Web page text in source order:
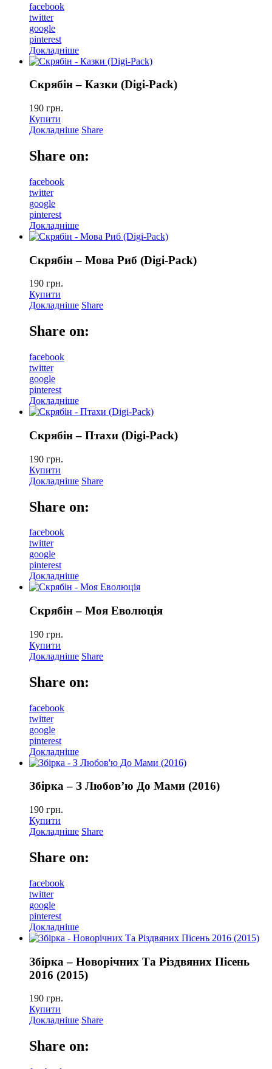
facebook
twitter
google
pinterest
Докладніше
Скрябін – Казки (Digi-Pack)
190 грн.
Купити
Докладніше Share
Share on:
facebook
twitter
google
pinterest
Докладніше
Скрябін – Мова Риб (Digi-Pack)
190 грн.
Купити
Докладніше Share
Share on:
facebook
twitter
google
pinterest
Докладніше
Скрябін – Птахи (Digi-Pack)
190 грн.
Купити
Докладніше Share
Share on:
facebook
twitter
google
pinterest
Докладніше
Скрябін – Моя Еволюцiя
190 грн.
Купити
Докладніше Share
Share on:
facebook
twitter
google
pinterest
Докладніше
Збірка – З Любов’ю До Мами (2016)
190 грн.
Купити
Докладніше Share
Share on:
facebook
twitter
google
pinterest
Докладніше
Збірка – Новорічних Та Різдвяних Пісень
2016 (2015)
190 грн.
Купити
Докладніше Share
Share on: